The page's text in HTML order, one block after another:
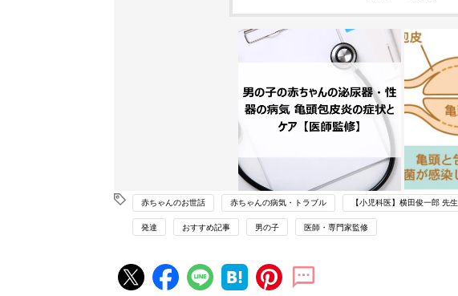
赤ちゃんのお世話 赤ちゃんの病気・トラブル 【小児科医】横田俊一郎 先生
発達 おすすめ記事 男の子 医師・専門家監修